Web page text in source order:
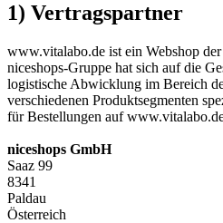
1) Vertragspartner
www.vitalabo.de ist ein Webshop
niceshops-Gruppe hat sich auf die
logistische Abwicklung im Bereich
verschiedenen Produktsegmenten
für Bestellungen auf
niceshops GmbH
Saaz 99
8341
Paldau
Österreich